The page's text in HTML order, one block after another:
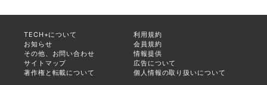
TECH+について
利用規約
お知らせ
会員規約
その他、お問い合わせ
情報提供
サイトマップ
広告について
著作権と転載について
個人情報の取り扱いについて